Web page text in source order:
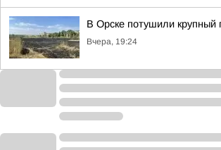
В Орске потушили крупный
Вчера, 19:24